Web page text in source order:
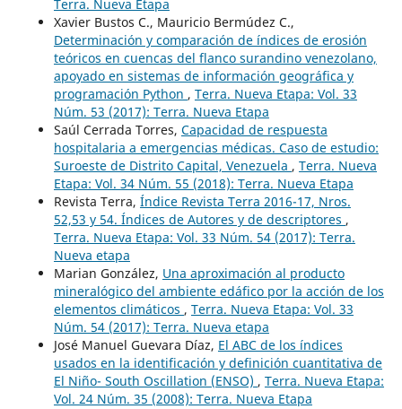
Terra. Nueva Etapa
Xavier Bustos C., Mauricio Bermúdez C.,
Determinación y comparación de índices de erosión
teóricos en cuencas del flanco surandino venezolano,
apoyado en sistemas de información geográfica y
programación Python , Terra. Nueva Etapa: Vol. 33
Núm. 53 (2017): Terra. Nueva Etapa
Saúl Cerrada Torres, Capacidad de respuesta
hospitalaria a emergencias médicas. Caso de estudio:
Suroeste de Distrito Capital, Venezuela , Terra. Nueva
Etapa: Vol. 34 Núm. 55 (2018): Terra. Nueva Etapa
Revista Terra, Índice Revista Terra 2016-17, Nros.
52,53 y 54. Índices de Autores y de descriptores ,
Terra. Nueva Etapa: Vol. 33 Núm. 54 (2017): Terra.
Nueva etapa
Marian González, Una aproximación al producto
mineralógico del ambiente edáfico por la acción de los
elementos climáticos , Terra. Nueva Etapa: Vol. 33
Núm. 54 (2017): Terra. Nueva etapa
José Manuel Guevara Díaz, El ABC de los índices
usados en la identificación y definición cuantitativa de
El Niño- South Oscillation (ENSO) , Terra. Nueva Etapa:
Vol. 24 Núm. 35 (2008): Terra. Nueva Etapa